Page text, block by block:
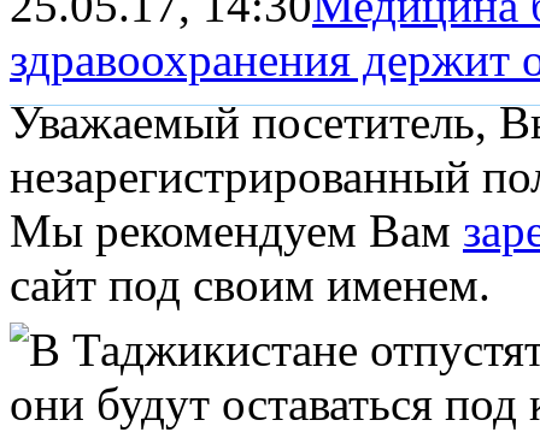
здравоохранения держит
Уважаемый посетитель,
незарегистрированный
Мы рекомендуем Вам
сайт под своим именем.